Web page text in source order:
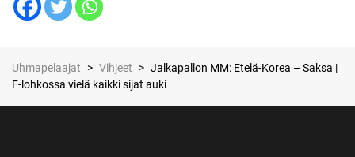
Uhmapelaajat > Vihjeet > Jalkapallon MM: Etelä-Korea – Saksa |
F-lohkossa vielä kaikki sijat auki